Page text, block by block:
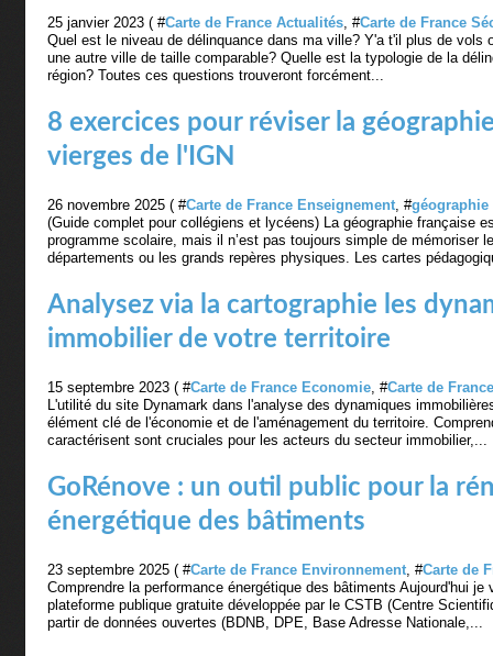
25 janvier 2023 ( #Carte de France Actualités, #Carte de France
Quel est le niveau de délinquance dans ma ville? Y'a t'il plus de vols
une autre ville de taille comparable? Quelle est la typologie de la
région? Toutes ces questions trouveront forcément...
8 exercices pour réviser la
vierges de l'IGN
26 novembre 2025 ( #Carte de France Enseignement, #géographie
(Guide complet pour collégiens et lycéens) La géographie française
programme scolaire, mais il n’est pas toujours simple de mémoriser
départements ou les grands repères physiques. Les cartes
Analysez via la cartographie les
immobilier de votre territoire
15 septembre 2023 ( #Carte de France Economie, #Carte de
L'utilité du site Dynamark dans l'analyse des dynamiques
élément clé de l'économie et de l'aménagement du territoire.
caractérisent sont cruciales pour les acteurs du secteur immobilier,...
GoRénove : un outil public pour la
énergétique des bâtiments
23 septembre 2025 ( #Carte de France Environnement, #Carte de
Comprendre la performance énergétique des bâtiments Aujourd'hui je
plateforme publique gratuite développée par le CSTB (Centre
partir de données ouvertes (BDNB, DPE, Base Adresse Nationale,...